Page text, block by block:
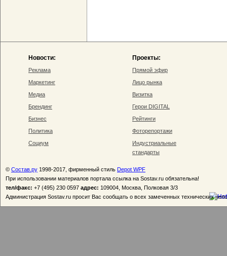
Новости:
Реклама
Маркетинг
Медиа
Брендинг
Бизнес
Политика
Социум
Проекты:
Прямой эфир
Лицо рынка
Визитка
Герои DIGITAL
Рейтинги
Фоторепортажи
Индустриальные
стандарты
© Состав.ру 1998-2017, фирменный стиль Depot WPF
При использовании материалов портала ссылка на Sostav.ru обязательна!
тел/факс: +7 (495) 230 0597 адрес: 109004, Москва, Полковая 3/3
Администрация Sostav.ru просит Вас сообщать о всех замеченных технических